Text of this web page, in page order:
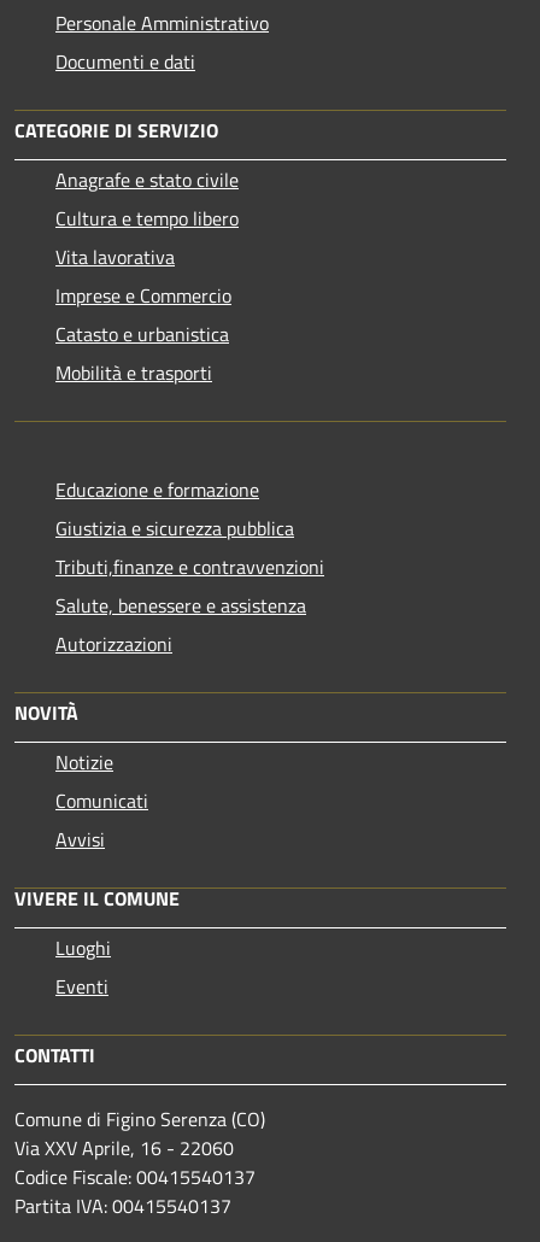
Personale Amministrativo
Documenti e dati
CATEGORIE DI SERVIZIO
Anagrafe e stato civile
Cultura e tempo libero
Vita lavorativa
Imprese e Commercio
Catasto e urbanistica
Mobilità e trasporti
Educazione e formazione
Giustizia e sicurezza pubblica
Tributi,finanze e contravvenzioni
Salute, benessere e assistenza
Autorizzazioni
NOVITÀ
Notizie
Comunicati
Avvisi
VIVERE IL COMUNE
Luoghi
Eventi
CONTATTI
Comune di Figino Serenza (CO)
Via XXV Aprile, 16 - 22060
Codice Fiscale: 00415540137
Partita IVA: 00415540137